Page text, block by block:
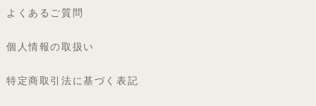
よくあるご質問
個人情報の取扱い
特定商取引法に基づく表記